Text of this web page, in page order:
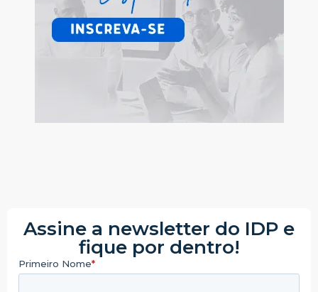
Assine a newsletter do IDP e
fique por dentro!